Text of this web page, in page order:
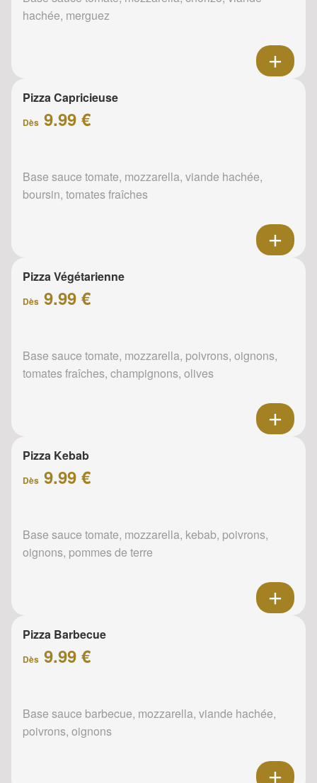
hachée, merguez
Pizza Capricieuse
Dès 9.99 €
Base sauce tomate, mozzarella, viande hachée,
boursin, tomates fraîches
Pizza Végétarienne
Dès 9.99 €
Base sauce tomate, mozzarella, poivrons, oignons,
tomates fraîches, champignons, olives
Pizza Kebab
Dès 9.99 €
Base sauce tomate, mozzarella, kebab, poivrons,
oignons, pommes de terre
Pizza Barbecue
Dès 9.99 €
Base sauce barbecue, mozzarella, viande hachée,
poivrons, oignons